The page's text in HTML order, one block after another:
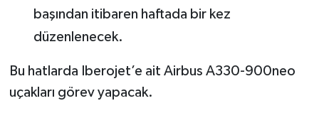
başından itibaren haftada bir kez
düzenlenecek.
Bu hatlarda Iberojet’e ait Airbus A330-900neo
uçakları görev yapacak.